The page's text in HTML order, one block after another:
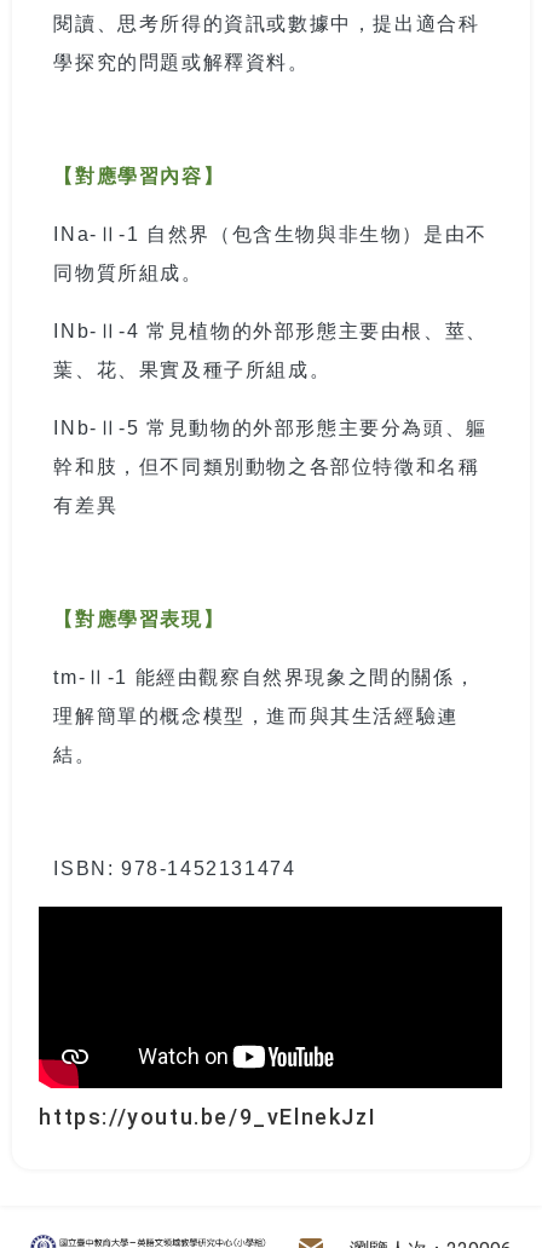
閱讀、思考所得的資訊或數據中，提出適合科
學探究的問題或解釋資料。
【對應學習內容】
INa- Ⅱ-1 自然界（包含生物與非生物）是由不
同物質所組成。
INb- Ⅱ-4常見植物的外部形態主要由根、莖、
葉、花、果實及種子所組成。
INb- Ⅱ-5常見動物的外部形態主要分為頭、軀
幹和肢，但不同類別動物之各部位特徵和名稱
有差異
【對應學習表現】
tm- Ⅱ -1 能經由觀察自然界現象之間的關係，
理解簡單的概念模型，進而與其生活經驗連
結。
ISBN: 978-1452131474
https://youtu.be/9_vElnekJzI